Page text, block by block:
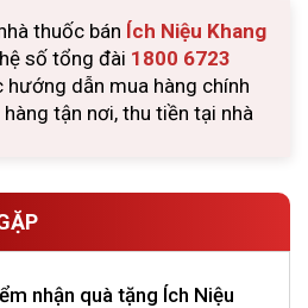
thuốc bán Ích Niệu Khang
số tổng đài 1800 6723
dẫn mua hàng chính
tận nơi, thu tiền tại nhà
nhận quà tặng Ích Niệu